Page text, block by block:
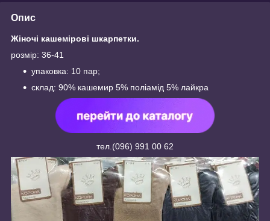
Опис
Жіночі кашемірові шкарпетки.
розмір: 36-41
упаковка: 10 пар;
склад: 90% кашемир 5% поліамід 5% лайкра
тел.(096) 991 00 62